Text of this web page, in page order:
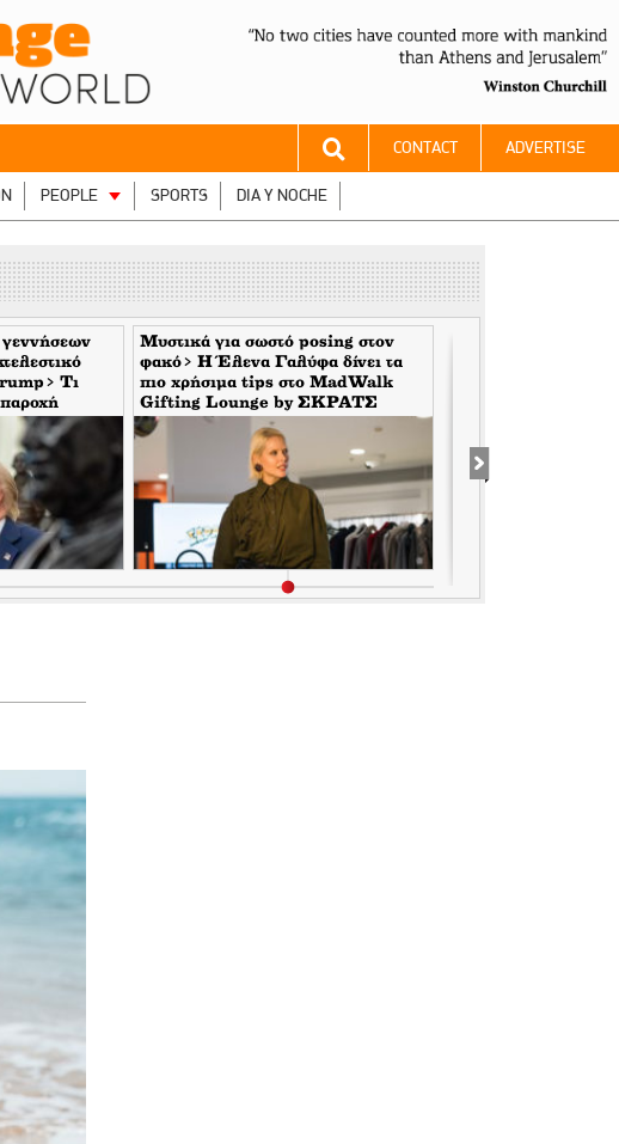
CONTACT ADVERTISE
PEOPLE SPORTS DIA Y NOCHE
γεννήσεων
Τι
παροχή
Μυστικά για σωστό posing στον
φακό> Η Έλενα Γαλύφα δίνει τα
πιο χρήσιμα tips στο MadWalk
Gifting Lounge by ΣΚΡΑΤΣ
σημαίνει αυτό για
Σωτήρη Τσιόδρα